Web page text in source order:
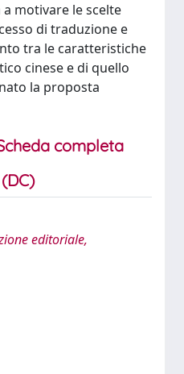
motivare le scelte
di traduzione e
tra le caratteristiche
cinese e di quello
la proposta
completa
editoriale,